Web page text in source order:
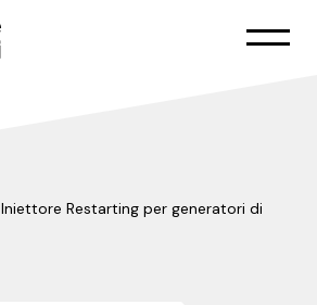
Iniettore Restarting per generatori di